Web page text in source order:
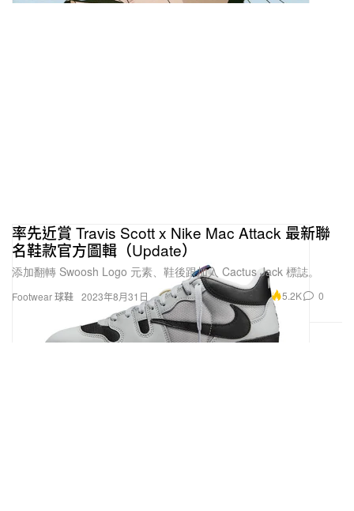
Footwear 球鞋
率先近賞 Travis Scott x Nike Mac Attack 最新聯
名鞋款官方圖輯（Update）
添加翻轉 Swoosh Logo 元素、鞋後跟加入 Cactus Jack 標誌。
2023年8月31日 5.2K 0